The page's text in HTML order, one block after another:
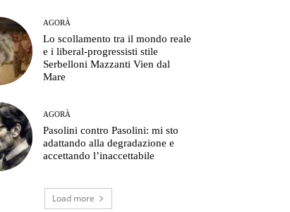
AGORÀ
Lo scollamento tra il mondo reale
e i liberal-progressisti stile
Serbelloni Mazzanti Vien dal
Mare
AGORÀ
Pasolini contro Pasolini: mi sto
adattando alla degradazione e
accettando l’inaccettabile
Load more